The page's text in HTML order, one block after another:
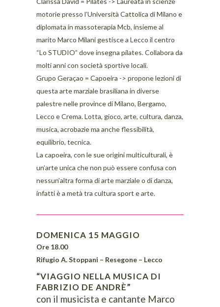
motorie presso l’Università Cattolica di Milano e
diplomata in massoterapia Mcb, insieme al
marito Marco Milani gestisce a Lecco il centro
“Lo STUDIO” dove insegna pilates. Collabora da
molti anni con società sportive locali.
Grupo Geraçao = Capoeira -> propone lezioni di
questa arte marziale brasiliana in diverse
palestre nelle province di Milano, Bergamo,
Lecco e Crema. Lotta, gioco, arte, cultura, danza,
musica, acrobazie ma anche flessibilità,
equilibrio, tecnica.
La capoeira, con le sue origini multiculturali, è
un’arte unica che non può essere confusa con
nessun’altra forma di arte marziale o di danza,
infatti è a metà tra cultura sport e arte.
DOMENICA 15 MAGGIO
Ore 18.00
Rifugio A. Stoppani – Resegone – Lecco
“VIAGGIO NELLA MUSICA DI
FABRIZIO DE ANDRÈ”
con iI musicista e cantante Marco